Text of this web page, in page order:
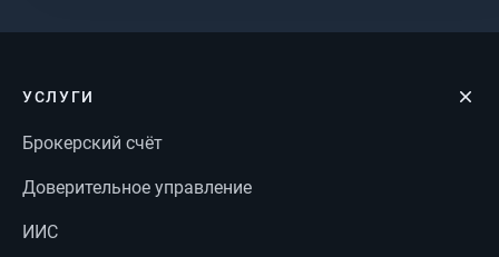
УСЛУГИ
Брокерский счёт
Доверительное управление
ИИС